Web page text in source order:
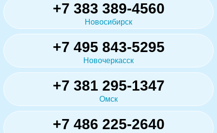
+7 383 389-4560
Новосибирск
+7 495 843-5295
Новочеркасск
+7 381 295-1347
Омск
+7 486 225-2640